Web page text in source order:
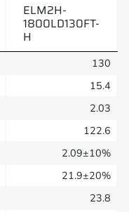
ELM2H-
1800LD130FT-
H
130
15.4
2.03
122.6
2.09±10%
21.9±20%
23.8